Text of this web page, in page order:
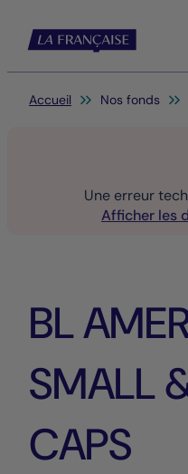
Vous êtes ici:
Accueil Nos fonds
Une erreur
Afficher les
BL
SMALL
CAPS